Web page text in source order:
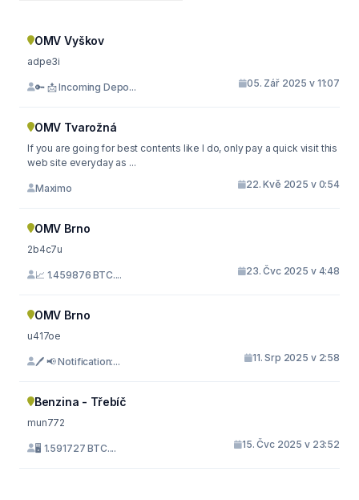
OMV Vyškov
adpe3i
🔑 📩 Incoming Depo... 05. Zář 2025 v 11:07
OMV Tvarožná
If you are going for best contents like I do, only pay a quick visit this
web site everyday as ...
Maximo 22. Kvě 2025 v 0:54
OMV Brno
2b4c7u
📈 1.459876 BTC.... 23. Čvc 2025 v 4:48
OMV Brno
u417oe
🖊 📢 Notification:... 11. Srp 2025 v 2:58
Benzina - Třebíč
mun772
🖥 1.591727 BTC.... 15. Čvc 2025 v 23:52